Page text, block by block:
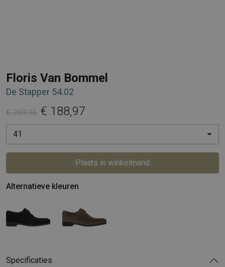
Floris Van Bommel
De Stapper 54.02
€ 269,95 € 188,97
41
Plaats in winkelmand
Alternatieve kleuren
Specificaties